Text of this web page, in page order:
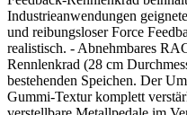
Industrieanwendungen
und reibungsloser Force
realistisch. - Abnehmbares
Rennlenkrad (28 cm
bestehenden Speichen. Der
Gummi-Textur komplett